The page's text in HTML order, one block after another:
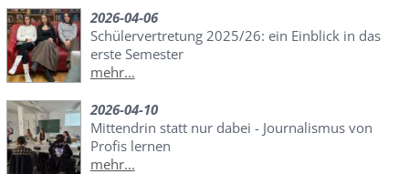
2026-04-06
Schülervertretung 2025/26: ein Einblick in das
erste Semester
mehr...
2026-04-10
Mittendrin statt nur dabei - Journalismus von
Profis lernen
mehr...